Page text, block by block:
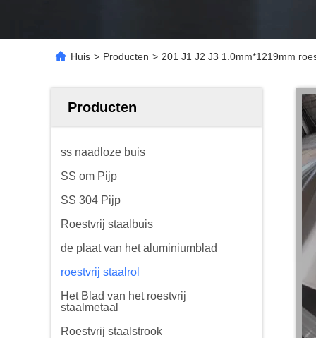
Huis > Producten > 201 J1 J2 J3 1.0mm*1219mm
Producten
ss naadloze buis
SS om Pijp
SS 304 Pijp
Roestvrij staalbuis
de plaat van het aluminiumblad
roestvrij staalrol
Het Blad van het roestvrij
staalmetaal
Roestvrij staalstrook